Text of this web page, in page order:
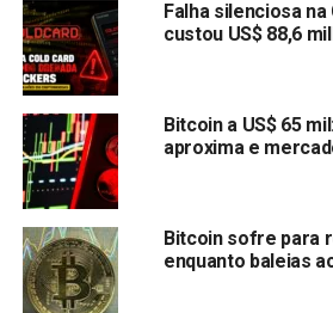
aprovado pela SEC começou
Os investidores de longo
mineradores, têm estado em
estável e têm mostrado pouca
intenção séria de vender
O ETF da ProShares abriu
presenciou negociações no
bilhão em seu primeiro dia na
Às 12h25 desta quarta-feira, a
Falha silenciosa na
custou US$ 88,6
Bitcoin a US$ 65
aproxima e
Bitcoin sofre para
enquanto baleias